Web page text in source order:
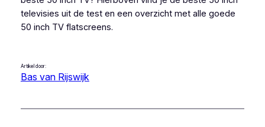
televisies uit de test en een overzicht met alle goede
50 inch TV flatscreens.
Artikel door:
Bas van Rijswijk